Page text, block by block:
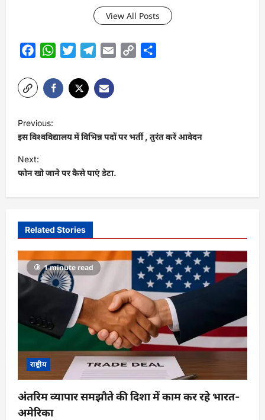
View All Posts
FacebookWhatsAppTwitterTelegram
Email
Copy
P
o
s
t
v
g
a
t
n
Previous:
इस विश्वविद्यालय में विभिन्न पदों पर भर्ती , तुरंत करें आवेदन
Next:
फोन खो जाने पर कैसे पाएं डेटा.
Related Stories
1 minute read
राष्ट्रीय
अंतरिम व्यापार समझौते की दिशा में काम कर रहे भारत-
अमेरिका